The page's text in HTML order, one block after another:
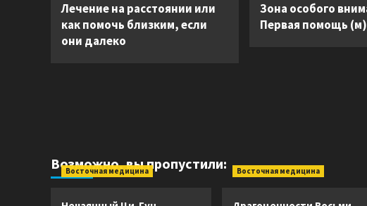
Лечение на расстоянии или
как помочь близким, если
они далеко
Зона особого
Первая помощь
Возможно, вы пропустили:
Восточная медицина Восточная медицина